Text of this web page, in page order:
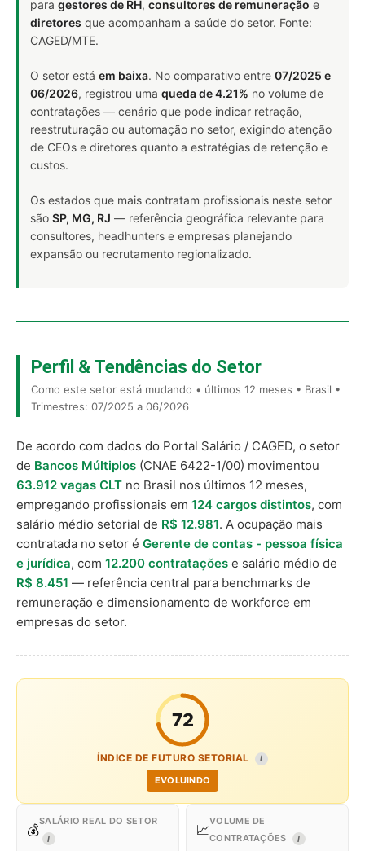
para gestores de RH, consultores de remuneração e
diretores que acompanham a saúde do setor. Fonte:
CAGED/MTE.
O setor está em baixa. No comparativo entre 07/2025 e
06/2026, registrou uma queda de 4.21% no volume de
contratações — cenário que pode indicar retração,
reestruturação ou automação no setor, exigindo atenção
de CEOs e diretores quanto a estratégias de retenção e
custos.
Os estados que mais contratam profissionais neste setor
são SP, MG, RJ — referência geográfica relevante para
consultores, headhunters e empresas planejando
expansão ou recrutamento regionalizado.
Perfil & Tendências do Setor
Como este setor está mudando • últimos 12 meses • Brasil •
Trimestres: 07/2025 a 06/2026
De acordo com dados do Portal Salário / CAGED, o setor
de Bancos Múltiplos (CNAE 6422-1/00) movimentou
63.912 vagas CLT no Brasil nos últimos 12 meses,
empregando profissionais em 124 cargos distintos, com
salário médio setorial de R$ 12.981. A ocupação mais
contratada no setor é Gerente de contas - pessoa física
e jurídica, com 12.200 contratações e salário médio de
R$ 8.451 — referência central para benchmarks de
remuneração e dimensionamento de workforce em
empresas do setor.
72
ÍNDICE DE FUTURO SETORIAL I
EVOLUINDO
💰
SALÁRIO REAL DO SETOR
I
📈
VOLUME DE
CONTRATAÇÕES
I